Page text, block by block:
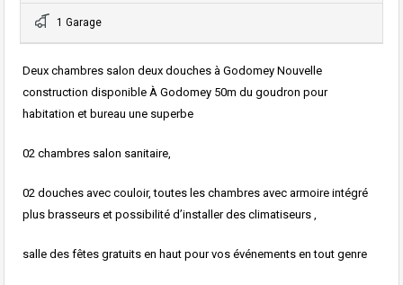
1 Garage
Deux chambres salon deux douches à Godomey Nouvelle
construction disponible À Godomey 50m du goudron pour
habitation et bureau une superbe
02 chambres salon sanitaire,
02 douches avec couloir, toutes les chambres avec armoire intégré
plus brasseurs et possibilité d’installer des climatiseurs ,
salle des fêtes gratuits en haut pour vos événements en tout genre